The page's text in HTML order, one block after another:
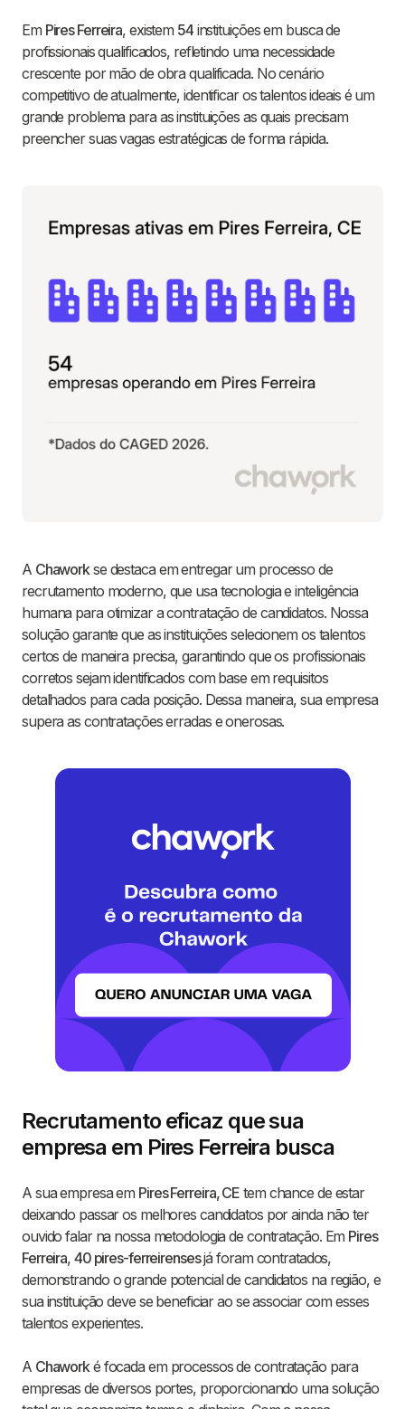
Em Pires Ferreira, existem 54instituições em busca de
profissionais qualificados, refletindo uma necessidade
crescente por mão de obra qualificada. No cenário
competitivo de atualmente, identificar os talentos ideais é um
grande problema para as instituições as quais precisam
preencher suas vagas estratégicas de forma rápida.
A Chaworkse destaca em entregar um processo de
recrutamento moderno, que usa tecnologia e inteligência
humana para otimizar a contratação de candidatos. Nossa
solução garante que as instituições selecionem os talentos
certos de maneira precisa, garantindo que os profissionais
corretos sejam identificados com base em requisitos
detalhados para cada posição. Dessa maneira, sua empresa
supera as contratações erradas e onerosas.
Recrutamento eficaz que sua
empresa em Pires Ferreira busca
A sua empresa em Pires Ferreira, CE tem chance de estar
deixando passar os melhores candidatos por ainda não ter
ouvido falar na nossa metodologia de contratação. Em Pires
Ferreira, 40 pires-ferreirensesjá foram contratados,
demonstrando o grande potencial de candidatos na região, e
sua instituição deve se beneficiar ao se associar com esses
talentos experientes.
A Chaworké focada em processos de contratação para
empresas de diversos portes, proporcionando uma solução